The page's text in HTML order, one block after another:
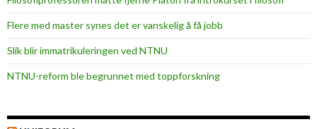
s
Flere med master synes det er vanskelig å få jobb
Slik blir immatrikuleringen ved NTNU
NTNU-reform ble begrunnet med toppforskning